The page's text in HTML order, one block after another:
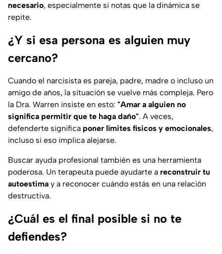
necesario, especialmente si notas que la dinámica se
repite.
¿Y si esa persona es alguien muy
cercano?
Cuando el narcisista es pareja, padre, madre o incluso un
amigo de años, la situación se vuelve más compleja. Pero
la Dra. Warren insiste en esto: "Amar a alguien no
significa permitir que te haga daño". A veces,
defenderte significa poner límites físicos y emocionales,
incluso si eso implica alejarse.
Buscar ayuda profesional también es una herramienta
poderosa. Un terapeuta puede ayudarte a reconstruir tu
autoestima y a reconocer cuándo estás en una relación
destructiva.
¿Cuál es el final posible si no te
defiendes?